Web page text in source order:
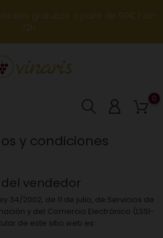
gratuitos a partir de 90€ | 48-
72h
0
y condiciones
vendedor
34/2002, de 11 de julio, de Servicios de
y del Comercio Electrónico (LSSI-
de este sitio web es: